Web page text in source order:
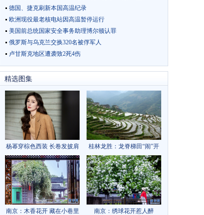
德国、捷克刷新本国高温纪录
欧洲现役最老核电站因高温暂停运行
美国前总统国家安全事务助理博尔顿认罪
俄罗斯与乌克兰交换320名被俘军人
卢甘斯克地区遭袭致2死4伤
精选图集
杨幂穿棕色西装 长卷发披肩
温柔干练
桂林龙胜：龙脊梯田“闹”开
耕
南京：木香花开 藏在小巷里
南京：绣球花开惹人醉